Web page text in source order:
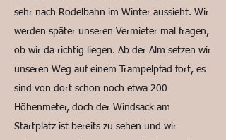
sehr nach Rodelbahn im Winter aussieht. Wir
werden später unseren Vermieter mal fragen,
ob wir da richtig liegen. Ab der Alm setzen wir
unseren Weg auf einem Trampelpfad fort, es
sind von dort schon noch etwa 200
Höhenmeter, doch der Windsack am
Startplatz ist bereits zu sehen und wir